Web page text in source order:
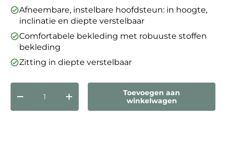
Afneembare, instelbare hoofdsteun: in hoogte,
inclinatie en diepte verstelbaar
Comfortabele bekleding met robuuste stoffen
bekleding
Zitting in diepte verstelbaar
Aantal
Verlaag de hoeveelheidVerhoog de hoeveelheid
Toevoegen aan
winkelwagen